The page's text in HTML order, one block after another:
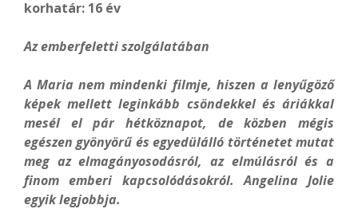
korhatár: 16 év
Az emberfeletti szolgálatában
A Maria nem mindenki filmje, hiszen a lenyűgöző
képek mellett leginkább csöndekkel és áriákkal
mesél el pár hétköznapot, de közben mégis
egészen gyönyörű és egyedülálló történetet mutat
meg az elmagányosodásról, az elmúlásról és a
finom emberi kapcsolódásokról. Angelina Jolie
egyik legjobbja.